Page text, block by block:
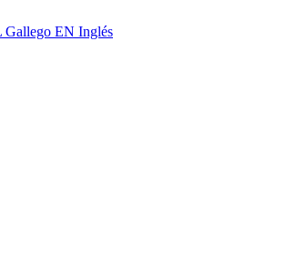
Gallego EN Inglés